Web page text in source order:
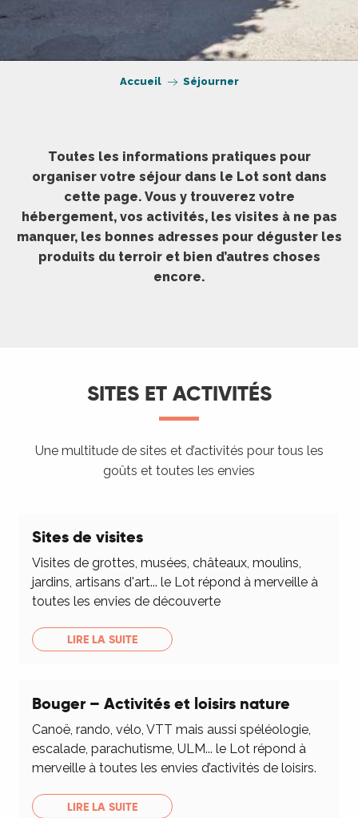
Accueil Séjourner
Toutes les informations pratiques pour
organiser votre séjour dans le Lot sont dans
cette page. Vous y trouverez votre
hébergement, vos activités, les visites à ne pas
manquer, les bonnes adresses pour déguster les
produits du terroir et bien d’autres choses
encore.
SITES ET ACTIVITÉS
Une multitude de sites et d’activités pour tous les
goûts et toutes les envies
Sites de visites
Visites de grottes, musées, châteaux, moulins,
jardins, artisans d'art... le Lot répond à merveille à
toutes les envies de découverte
LIRE LA SUITE
Bouger – Activités et loisirs nature
Canoë, rando, vélo, VTT mais aussi spéléologie,
escalade, parachutisme, ULM... le Lot répond à
merveille à toutes les envies d’activités de loisirs.
LIRE LA SUITE